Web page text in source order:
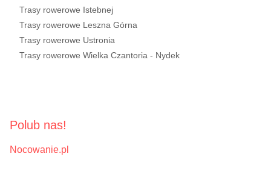
Trasy rowerowe Istebnej
Trasy rowerowe Leszna Górna
Trasy rowerowe Ustronia
Trasy rowerowe Wielka Czantoria - Nydek
Polub nas!
Nocowanie.pl